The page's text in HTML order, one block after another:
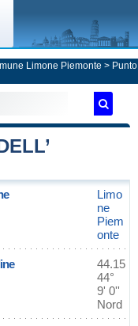
Limone Piemonte > Punto
Limo
ne
Piem
onte
44.15
44°
9' 0''
Nord